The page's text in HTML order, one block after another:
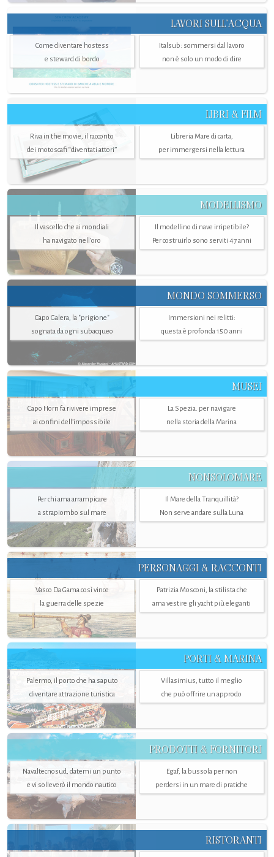
LAVORI SULL’ACQUA
Come diventare hostess
e steward di bordo
Italsub: sommersi dal lavoro
non è solo un modo di dire
LIBRI & FILM
Riva in the movie, il racconto
dei motoscafi “diventati attori”
Libreria Mare di carta,
per immergersi nella lettura
MODELLISMO
Il vascello che ai mondiali
ha navigato nell’oro
Il modellino di nave irripetibile?
Per costruirlo sono serviti 47 anni
MONDO SOMMERSO
Capo Galera, la "prigione"
sognata da ogni subacqueo
Immersioni nei relitti:
questa è profonda 150 anni
MUSEI
Capo Horn fa rivivere imprese
ai confini dell’impossibile
La Spezia. per navigare
nella storia della Marina
NONSOLOMARE
Per chi ama arrampicare
a strapiombo sul mare
Il Mare della Tranquillità?
Non serve andare sulla Luna
PERSONAGGI & RACCONTI
Vasco Da Gama così vince
la guerra delle spezie
Patrizia Mosconi, la stilista che
ama vestire gli yacht più eleganti
PORTI & MARINA
Palermo, il porto che ha saputo
diventare attrazione turistica
Villasimius, tutto il meglio
che può offrire un approdo
PRODOTTI & FORNITORI
Navaltecnosud, datemi un punto
e vi solleverò il mondo nautico
Egaf, la bussola per non
perdersi in un mare di pratiche
RISTORANTI